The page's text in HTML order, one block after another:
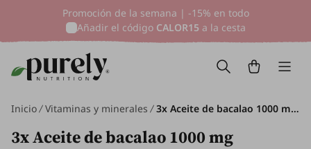
Promoción de la semana | -15% en todo
Añadir el código CALOR15 a la cesta
Inicio Vitaminas y minerales 3x Aceite de bacalao 1000 mg, en total 180 cápsulas blandas
3x Aceite de bacalao 1000 mg